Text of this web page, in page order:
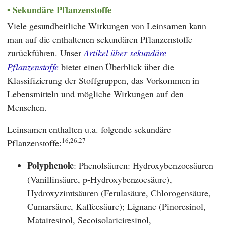
Sekundäre Pflanzenstoffe
Viele gesundheitliche Wirkungen von Leinsamen kann
man auf die enthaltenen sekundären Pflanzenstoffe
zurückführen. UnserArtikel über sekundäre
Pflanzenstoffe bietet einen Überblick über die
Klassifizierung der Stoffgruppen, das Vorkommen in
Lebensmitteln und mögliche Wirkungen auf den
Menschen.
Leinsamen enthalten u.a. folgende sekundäre
Pflanzenstoffe:16,26,27
Polyphenole: Phenolsäuren: Hydroxybenzoesäuren
(Vanillinsäure, p-Hydroxybenzoesäure),
Hydroxyzimtsäuren (Ferulasäure, Chlorogensäure,
Cumarsäure, Kaffeesäure); Lignane (Pinoresinol,
Matairesinol, Secoisolariciresinol,